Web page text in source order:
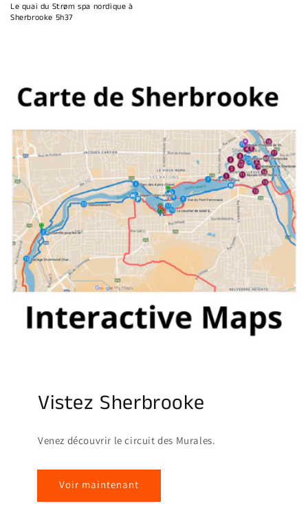
Le quai du Strøm spa nordique à
Sherbrooke 5h37
Vistez Sherbrooke
Venez découvrir le circuit des Murales.
Voir maintenant